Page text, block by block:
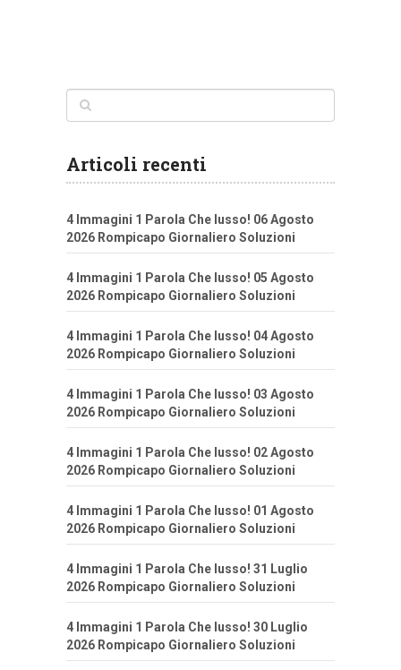
Articoli recenti
4 Immagini 1 Parola Che lusso! 06 Agosto
2026 Rompicapo Giornaliero Soluzioni
4 Immagini 1 Parola Che lusso! 05 Agosto
2026 Rompicapo Giornaliero Soluzioni
4 Immagini 1 Parola Che lusso! 04 Agosto
2026 Rompicapo Giornaliero Soluzioni
4 Immagini 1 Parola Che lusso! 03 Agosto
2026 Rompicapo Giornaliero Soluzioni
4 Immagini 1 Parola Che lusso! 02 Agosto
2026 Rompicapo Giornaliero Soluzioni
4 Immagini 1 Parola Che lusso! 01 Agosto
2026 Rompicapo Giornaliero Soluzioni
4 Immagini 1 Parola Che lusso! 31 Luglio
2026 Rompicapo Giornaliero Soluzioni
4 Immagini 1 Parola Che lusso! 30 Luglio
2026 Rompicapo Giornaliero Soluzioni